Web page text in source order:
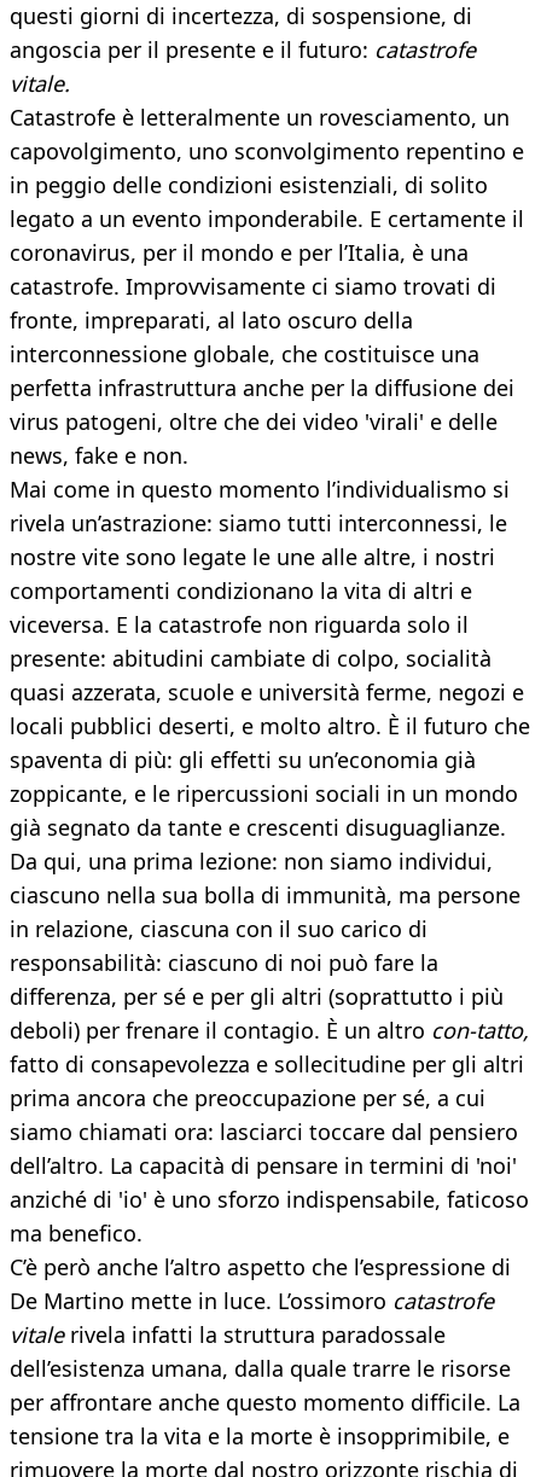
questi giorni di incertezza, di sospensione, di
angoscia per il presente e il futuro: catastrofe
vitale.
Catastrofe è letteralmente un rovesciamento, un
capovolgimento, uno sconvolgimento repentino e
in peggio delle condizioni esistenziali, di solito
legato a un evento imponderabile. E certamente il
coronavirus, per il mondo e per l’Italia, è una
catastrofe. Improvvisamente ci siamo trovati di
fronte, impreparati, al lato oscuro della
interconnessione globale, che costituisce una
perfetta infrastruttura anche per la diffusione dei
virus patogeni, oltre che dei video 'virali' e delle
news, fake e non.
Mai come in questo momento l’individualismo si
rivela un’astrazione: siamo tutti interconnessi, le
nostre vite sono legate le une alle altre, i nostri
comportamenti condizionano la vita di altri e
viceversa. E la catastrofe non riguarda solo il
presente: abitudini cambiate di colpo, socialità
quasi azzerata, scuole e università ferme, negozi e
locali pubblici deserti, e molto altro. È il futuro che
spaventa di più: gli effetti su un’economia già
zoppicante, e le ripercussioni sociali in un mondo
già segnato da tante e crescenti disuguaglianze.
Da qui, una prima lezione: non siamo individui,
ciascuno nella sua bolla di immunità, ma persone
in relazione, ciascuna con il suo carico di
responsabilità: ciascuno di noi può fare la
differenza, per sé e per gli altri (soprattutto i più
deboli) per frenare il contagio. È un altro con-tatto,
fatto di consapevolezza e sollecitudine per gli altri
prima ancora che preoccupazione per sé, a cui
siamo chiamati ora: lasciarci toccare dal pensiero
dell’altro. La capacità di pensare in termini di 'noi'
anziché di 'io' è uno sforzo indispensabile, faticoso
ma benefico.
C’è però anche l’altro aspetto che l’espressione di
De Martino mette in luce. L’ossimoro catastrofe
vitalerivela infatti la struttura paradossale
dell’esistenza umana, dalla quale trarre le risorse
per affrontare anche questo momento difficile. La
tensione tra la vita e la morte è insopprimibile, e
rimuovere la morte dal nostro orizzonte rischia di